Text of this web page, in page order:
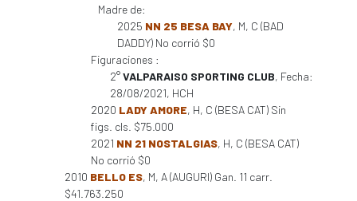
Madre de:
2025 NN 25 BESA BAY, M, C (BAD
DADDY) No corrió $0
Figuraciones :
2°VALPARAISO SPORTING CLUB, Fecha:
28/08/2021, HCH
2020 LADY AMORE, H, C (BESA CAT) Sin
figs. cls. $75.000
2021 NN 21 NOSTALGIAS, H, C (BESA CAT)
No corrió $0
2010 BELLO ES, M, A (AUGURI) Gan. 11 carr.
$41.763.250